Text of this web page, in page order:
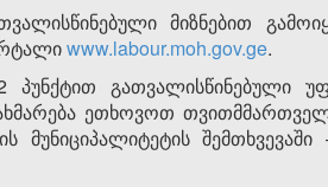
მიზნებით
www.labour.moh.gov.ge.
პუნქტით გათვალისწინებული
ეთხოვოთ
მუნიციპალიტეტის